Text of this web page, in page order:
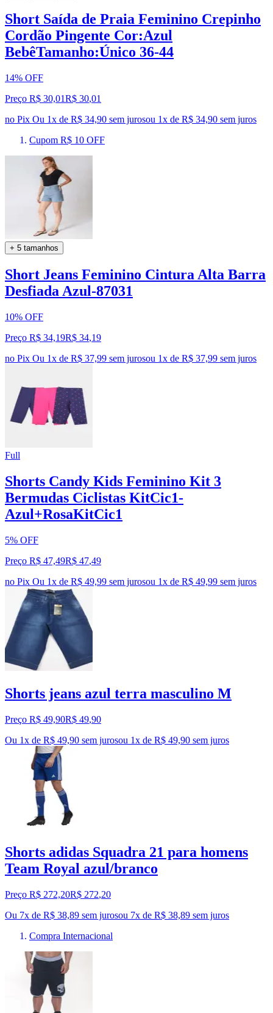
Short Saída de Praia Feminino Crepinho
Cordão Pingente Cor:Azul
BebêTamanho:Único 36-44
14% OFF
Preço R$ 30,01R$ 30,01
no Pix Ou 1x de R$ 34,90 sem jurosou 1x de R$ 34,90 sem juros
Cupom R$ 10 OFF
+ 5 tamanhos
Short Jeans Feminino Cintura Alta Barra
Desfiada Azul-87031
10% OFF
Preço R$ 34,19R$ 34,19
no Pix Ou 1x de R$ 37,99 sem jurosou 1x de R$ 37,99 sem juros
Full
Shorts Candy Kids Feminino Kit 3
Bermudas Ciclistas KitCic1-
Azul+RosaKitCic1
5% OFF
Preço R$ 47,49R$ 47,49
no Pix Ou 1x de R$ 49,99 sem jurosou 1x de R$ 49,99 sem juros
Shorts jeans azul terra masculino M
Preço R$ 49,90R$ 49,90
Ou 1x de R$ 49,90 sem jurosou 1x de R$ 49,90 sem juros
Shorts adidas Squadra 21 para homens
Team Royal azul/branco
Preço R$ 272,20R$ 272,20
Ou 7x de R$ 38,89 sem jurosou 7x de R$ 38,89 sem juros
Compra Internacional